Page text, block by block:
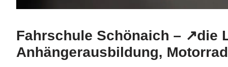
Fahrschule Schönaich – ↗️die
Anhängerausbildung,